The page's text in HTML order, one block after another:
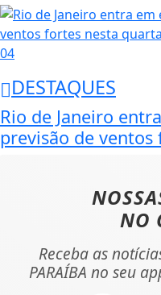
04
DESTAQUES
Rio de Janeiro
previsão de
NO
Receba as
PARAÍBA no seu